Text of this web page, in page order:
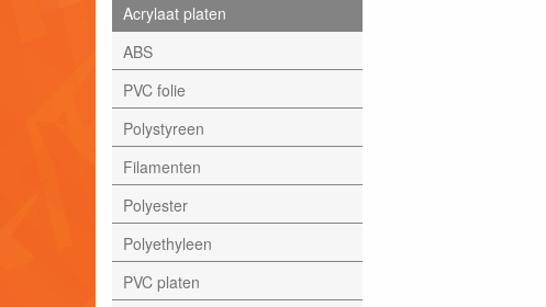
Acrylaat platen
ABS
PVC folie
Polystyreen
Filamenten
Polyester
Polyethyleen
PVC platen